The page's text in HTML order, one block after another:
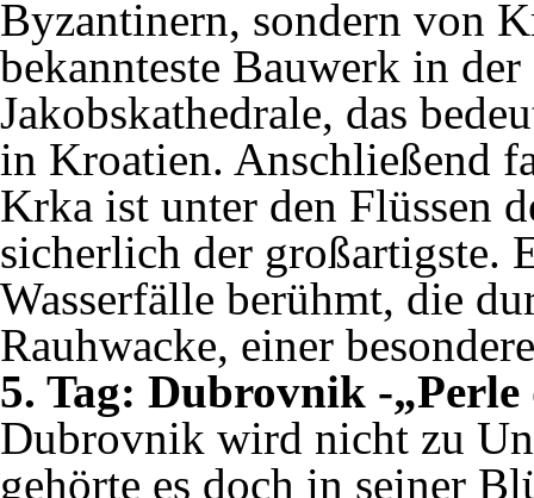
Byzantinern, sondern von
bekannteste Bauwerk in
Jakobskathedrale, das
in Kroatien. Anschließend
Krka ist unter den Flüssen
sicherlich der großartigste.
Wasserfälle berühmt, die
Rauhwacke, einer
5. Tag: Dubrovnik -
Dubrovnik wird nicht zu
gehörte es doch in seiner